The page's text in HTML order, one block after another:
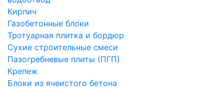
Кирпич
Газобетонные блоки
Тротуарная плитка и бордюр
Сухие строительные смеси
Пазогребневые плиты (ПГП)
Крепеж
Блоки из ячеистого бетона